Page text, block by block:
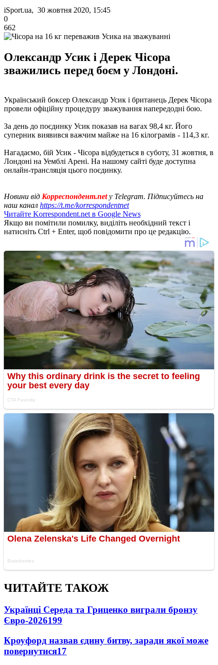
iSport.ua, 30 жовтня 2020, 15:45
0
662
Олександр Усик і Дерек Чісора
зважились перед боєм у Лондоні.
Український боксер Олександр Усик і британець Дерек Чісора
провели офіційну процедуру зважування напередодні бою.
За день до поєдинку Усик показав на вагах 98,4 кг. Його
суперник виявився важчим майже на 16 кілограмів - 114,3 кг.
Нагадаємо, бій Усик - Чісора відбудеться в суботу, 31 жовтня, в
Лондоні на Уемблі Арені. На нашому сайті буде доступна
онлайн-трансляція цього поєдинку.
Новини від Корреспондент.netу Telegram. Підписуйтесь на
наш канал https://t.me/korrespondentnet
Читайте Korrespondent.net в Google News
Якщо ви помітили помилку, виділіть необхідний текст і
натисніть Ctrl + Enter, щоб повідомити про це редакцію.
ЧИТАЙТЕ ТАКОЖ
Українці Середа та Гриценко виграли бронзу
Євро-2026199
Кроуфорд назвав єдину битву, заради якої може
повернутися17